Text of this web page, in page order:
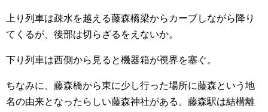
上り列車は疎水を越える藤森橋梁からカーブしながら降り
てくるが、後部は切らざるをえないか。
下り列車は西側から見ると機器箱が視界を塞ぐ。
ちなみに、藤森橋から東に少し行った場所に藤森という地
名の由来となったらしい藤森神社がある。藤森駅は結構離